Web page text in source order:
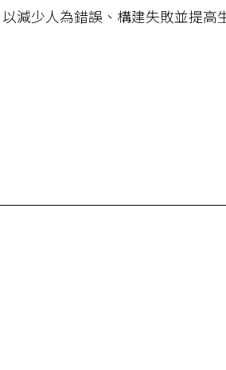
減少人為錯誤、構建失敗並提高